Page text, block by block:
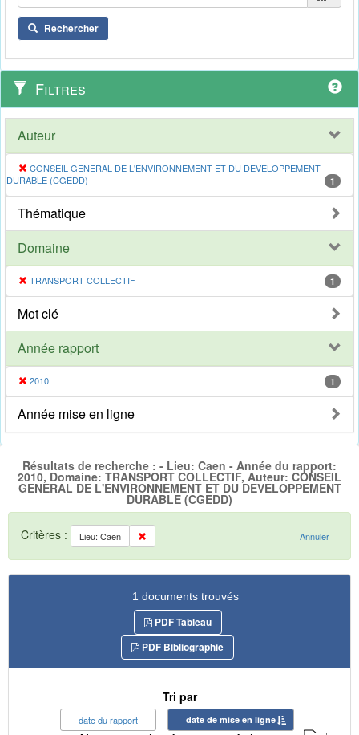
Rechercher
Filtres
Auteur
CONSEIL GENERAL DE L'ENVIRONNEMENT ET DU DEVELOPPEMENT
DURABLE (CGEDD)
1
Thématique
Domaine
TRANSPORT COLLECTIF 1
Mot clé
Année rapport
2010 1
Année mise en ligne
Résultats de recherche : - Lieu: Caen - Année du rapport:
2010, Domaine: TRANSPORT COLLECTIF, Auteur: CONSEIL
GENERAL DE L'ENVIRONNEMENT ET DU DEVELOPPEMENT
DURABLE (CGEDD)
Critères : Lieu: Caen Annuler
1 documents trouvés
PDF Tableau
PDF Bibliographie
Tri par
date du rapport date de mise en ligne